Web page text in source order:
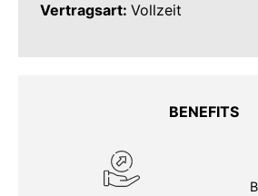
Vertragsart: Vollzeit
BENEFITS